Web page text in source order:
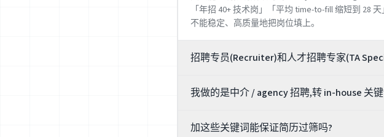
「年招 40+ 技术岗」「平均 time-to-fill 缩短到 28
不能稳定、高质量地把岗位填上。
招聘专员(Recruiter)和人才招聘专家(TA
「前瞻的人才战略与建库」(employer branding、
我做的是中介 / agency 招聘,转 in-house 关
协作、ATS(Greenhouse / Lever)流程、候选人体
加这些关键词能保证简历过筛吗?